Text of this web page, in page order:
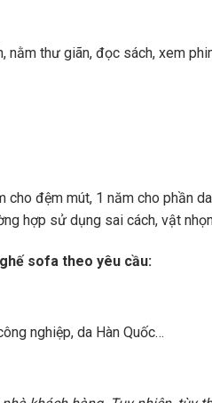
nằm thư giãn, đọc sách, xem
cho đệm mút, 1 năm cho phần
hợp sử dụng sai cách, vật
sofa theo yêu cầu:
nghiệp, da Hàn Quốc…